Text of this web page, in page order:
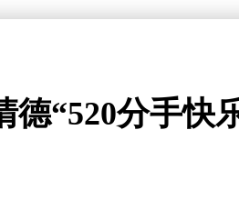
德“520分手快